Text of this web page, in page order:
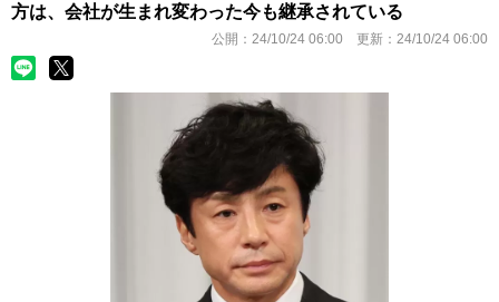
方は、会社が生まれ変わった今も継承されている
公開： 24/10/24 06:00 更新： 24/10/24 06:00